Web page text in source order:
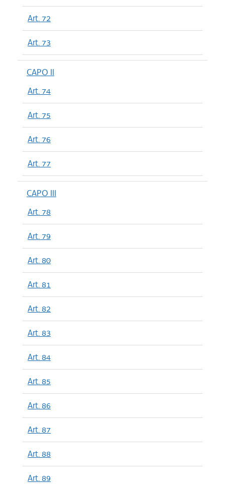
Art. 72
Art. 73
CAPO II
Art. 74
Art. 75
Art. 76
Art. 77
CAPO III
Art. 78
Art. 79
Art. 80
Art. 81
Art. 82
Art. 83
Art. 84
Art. 85
Art. 86
Art. 87
Art. 88
Art. 89